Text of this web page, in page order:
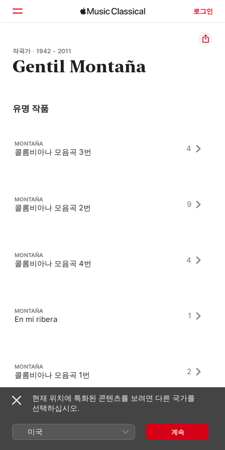
로그인
홈
둘러보기
작곡가 · 1942 - 2011
Gentil Montaña
유명 작품
MONTAÑA
콜롬비아나 모음곡 3번 4
MONTAÑA
콜롬비아나 모음곡 2번 9
MONTAÑA
콜롬비아나 모음곡 4번 4
MONTAÑA
En mi ribera 1
MONTAÑA
콜롬비아나 모음곡 1번 2
현재 위치에 특화된 콘텐츠를 보려면 다른 국가를
선택하십시오.
미국 계속